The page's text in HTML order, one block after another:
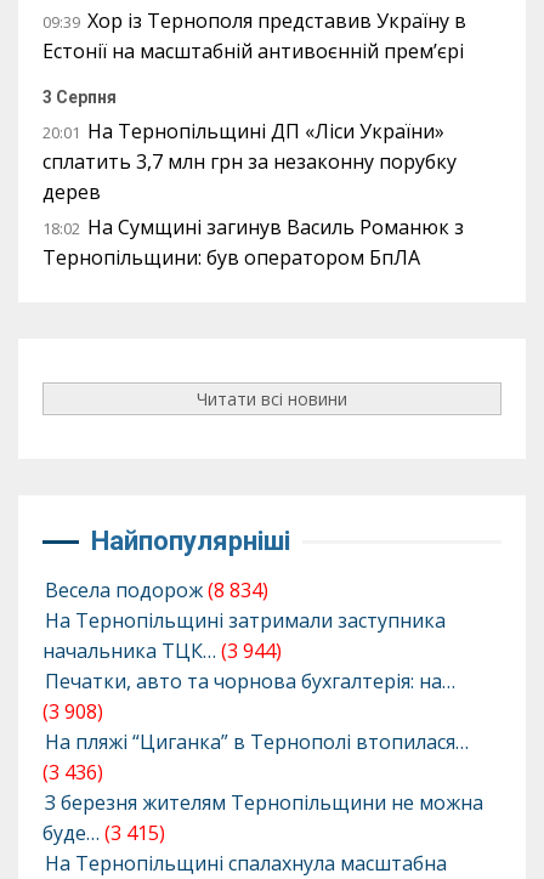
09:39 Хор із Тернополя представив Україну в
Естонії на масштабній антивоєнній прем’єрі
3 Серпня
20:01 На Тернопільщині ДП «Ліси України»
сплатить 3,7 млн грн за незаконну порубку
дерев
18:02 На Сумщині загинув Василь Романюк з
Тернопільщини: був оператором БпЛА
Читати всі новини
Найпопулярніші
Весела подорож(8 834)
На Тернопільщині затримали заступника
начальника ТЦК… (3 944)
Печатки, авто та чорнова бухгалтерія: на…
(3 908)
На пляжі “Циганка” в Тернополі втопилася…
(3 436)
З березня жителям Тернопільщини не можна
буде… (3 415)
На Тернопільщині спалахнула масштабна